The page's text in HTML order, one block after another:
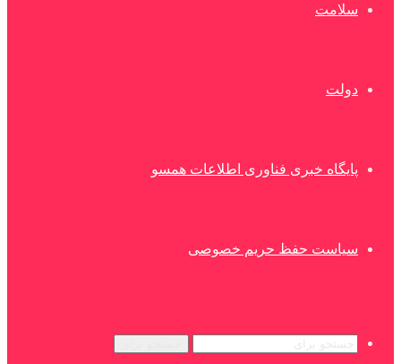
سلامت
دولت
پایگاه خبری فناوری اطلاعات همسو
سیاست حفظ حریم خصوصی